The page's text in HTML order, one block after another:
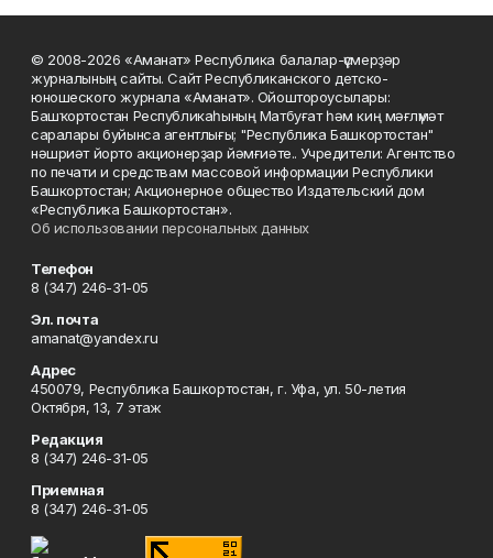
© 2008-2026 «Аманат» Республика балалар-үҫмерҙәр
журналының сайты. Сайт Республиканского детско-
юношеского журнала «Аманат». Ойоштороусылары:
Башҡортостан Республикаһының Матбуғат һәм киң мәғлүмәт
саралары буйынса агентлығы; "Республика Башкортостан"
нәшриәт йорто акционерҙар йәмғиәте.. Учредители: Агентство
по печати и средствам массовой информации Республики
Башкортостан; Акционерное общество Издательский дом
«Республика Башкортостан».
Об использовании персональных данных
Телефон
8 (347) 246-31-05
Эл. почта
amanat@yandex.ru
Адрес
450079, Республика Башкортостан, г. Уфа, ул. 50-летия
Октября, 13, 7 этаж
Редакция
8 (347) 246-31-05
Приемная
8 (347) 246-31-05